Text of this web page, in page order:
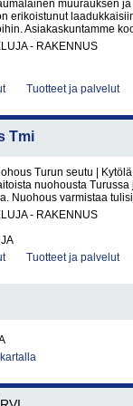
muurauksen
erikoistunut
Asiakaskuntamme
- RAKENNUS
Tuotteet ja palvelut
Tmi
Turun seutu |
nuohousta
Nuohous varmistaa
- RAKENNUS
Tuotteet ja palvelut